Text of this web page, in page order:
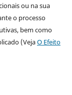
ou na sua
o processo
bem como
(VejaO Efeito